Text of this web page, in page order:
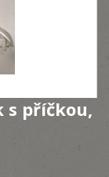
s příčkou,